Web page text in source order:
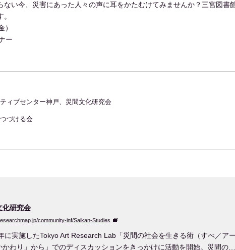
い今、災害にあった人々の声に耳をかたむけてみませんか？三宮図書
ー
ィブセンター神戸、災間文化研究会
づける会
化研究会
community-inf/Saikan-Studies
に実施したTokyo Art Research Lab「災間の社会を生きる術（すべ／ア
かわり」から」でのディスカッションをきっかけに活動を開始。災間の